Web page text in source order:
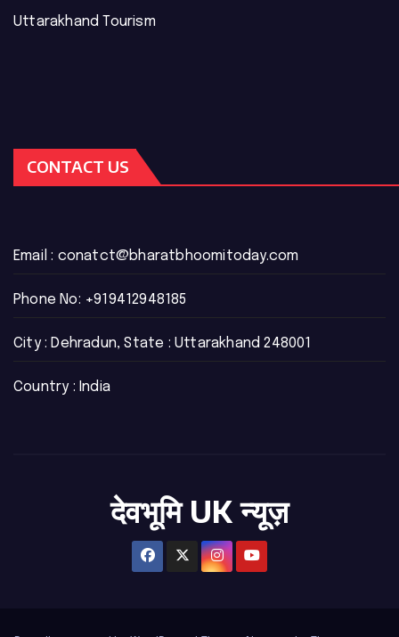
Uttarakhand Tourism
CONTACT US
Email : conatct@bharatbhoomitoday.com
Phone No: +919412948185
City : Dehradun, State : Uttarakhand 248001
Country : India
देवभूमि UK न्यूज़